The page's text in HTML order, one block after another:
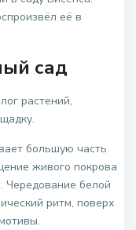
её в
сад
растений,
большую часть
живого покрова
Чередование белой
ритм, поверх